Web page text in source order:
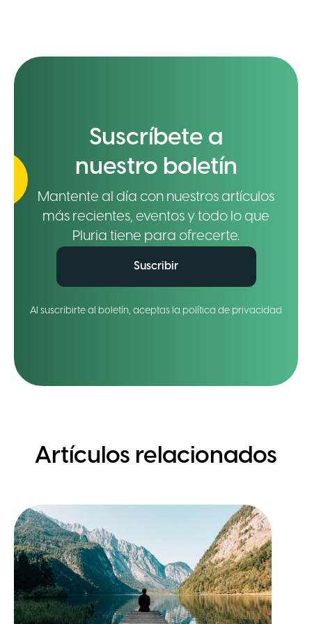
Suscríbete a
nuestro boletín
Mantente al día con nuestros artículos
más recientes, eventos y todo lo que
Pluria tiene para ofrecerte.
Suscribir
Al suscribirte al boletín, aceptas la política de privacidad
Artículos relacionados